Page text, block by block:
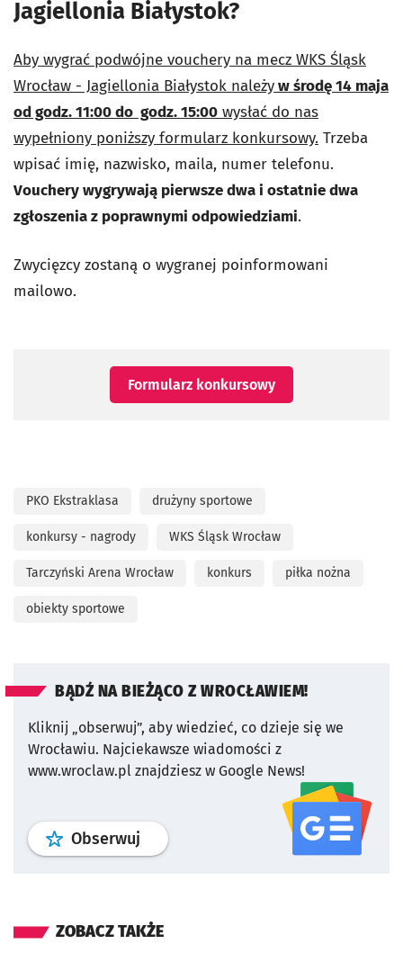
Jagiellonia Białystok?
Aby wygrać podwójne vouchery na mecz WKS Śląsk
Wrocław - Jagiellonia Białystok należyw środę 14 maja
od godz. 11:00 do godz. 15:00 wysłać do nas
wypełniony poniższy formularz konkursowy. Trzeba
wpisać imię, nazwisko, maila, numer telefonu.
Vouchery wygrywają pierwsze dwa i ostatnie dwa
zgłoszenia z poprawnymi odpowiedziami.
Zwycięzcy zostaną o wygranej poinformowani
mailowo.
Formularz konkursowy
PKO Ekstraklasa drużyny sportowe
konkursy - nagrody WKS Śląsk Wrocław
Tarczyński Arena Wrocław konkurs piłka nożna
obiekty sportowe
BĄDŹ NA BIEŻĄCO Z WROCŁAWIEM!
Kliknij „obserwuj”, aby wiedzieć, co dzieje się we
Wrocławiu. Najciekawsze wiadomości z
www.wroclaw.pl znajdziesz w Google News!
Obserwuj profil serwisu
ZOBACZ TAKŻE